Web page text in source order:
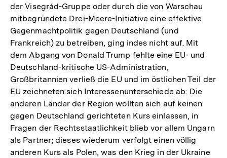
der Visegrád-Gruppe oder durch die von Warschau
mitbegründete Drei-Meere-Initiative eine effektive
Gegenmachtpolitik gegen Deutschland (und
Frankreich) zu betreiben, ging indes nicht auf. Mit
dem Abgang von Donald Trump fehlte eine EU- und
Deutschland-kritische US-Administration,
Großbritannien verließ die EU und im östlichen Teil der
EU zeichneten sich Interessenunterschiede ab: Die
anderen Länder der Region wollten sich auf keinen
gegen Deutschland gerichteten Kurs einlassen, in
Fragen der Rechtsstaatlichkeit blieb vor allem Ungarn
als Partner; dieses wiederum verfolgt einen völlig
anderen Kurs als Polen, was den Krieg in der Ukraine